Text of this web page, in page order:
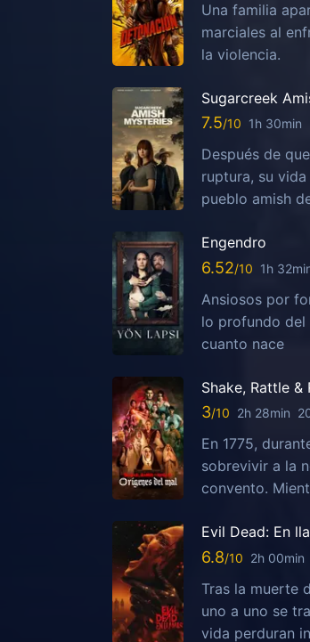
Una familia
marciales al
la violencia.
Sugarcreek
7.5 1h 30min
Después de
ruptura, su
pueblo amish
Engendro
6.52 1h
Ansiosos por
lo profundo del
cuanto nace
Shake, Rattle &
3 2h 28min
En 1775,
sobrevivir a la
convento.
Evil Dead: En
6.8 2h 00min
Tras la muerte
uno a uno se
vida perduran